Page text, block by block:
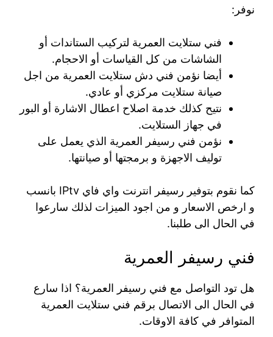
نوفر:
فني ستلايت العمرية لتركيب الستاندات أو
الشاشات من كل القياسات أو الاحجام.
أيضا نؤمن فني دش ستلايت العمرية من اجل
صيانة ستلايت مركزي أو عادي.
نتيح كذلك خدمة اصلاح اعطال الاشارة أو البور
في جهاز الستلايت.
نؤمن فني رسيفر العمرية الذي يعمل على
توليف الاجهزة و برمجتها أو صيانتها.
كما نقوم بتوفير رسيفر انترنت واي فاي IPtv بانسب
و ارخص الاسعار و من اجود الميزات لذلك سارعوا
في الحال الى طلبنا.
فني رسيفر العمرية
هل تود التواصل مع فني رسيفر العمرية؟ اذا سارع
في الحال الى الاتصال برقم فني ستلايت العمرية
المتوافر في كافة الاوقات.